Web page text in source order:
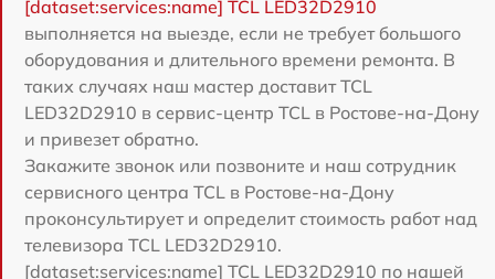
[dataset:services:name] TCL LED32D2910
выполняется на выезде, если не требует большого
оборудования и длительного времени ремонта. В
таких случаях наш мастер доставит TCL
LED32D2910 в сервис-центр TCL в Ростове-на-Дону
и привезет обратно.
Закажите звонок или позвоните и наш сотрудник
сервисного центра TCL в Ростове-на-Дону
проконсультирует и определит стоимость работ над
телевизора TCL LED32D2910.
[dataset:services:name] TCL LED32D2910 по нашей